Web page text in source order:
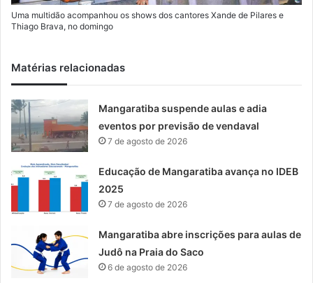
Uma multidão acompanhou os shows dos cantores Xande de Pilares e
Thiago Brava, no domingo
Matérias relacionadas
Mangaratiba suspende aulas e adia
eventos por previsão de vendaval
7 de agosto de 2026
Educação de Mangaratiba avança no IDEB
2025
7 de agosto de 2026
Mangaratiba abre inscrições para aulas de
Judô na Praia do Saco
6 de agosto de 2026